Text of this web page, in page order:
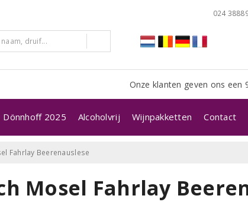
024
Onze klanten geven ons een
Dönnhoff 2025 Alcoholvrij Wijnpakketten Contact
Fahrlay Beerenauslese
Mosel Fahrlay